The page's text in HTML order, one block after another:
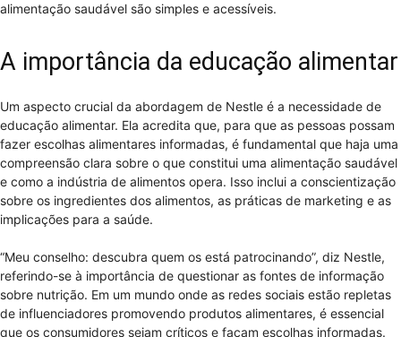
alimentação saudável são simples e acessíveis.
A importância da educação alimentar
Um aspecto crucial da abordagem de Nestle é a necessidade de
educação alimentar. Ela acredita que, para que as pessoas possam
fazer escolhas alimentares informadas, é fundamental que haja uma
compreensão clara sobre o que constitui uma alimentação saudável
e como a indústria de alimentos opera. Isso inclui a conscientização
sobre os ingredientes dos alimentos, as práticas de marketing e as
implicações para a saúde.
“Meu conselho: descubra quem os está patrocinando”, diz Nestle,
referindo-se à importância de questionar as fontes de informação
sobre nutrição. Em um mundo onde as redes sociais estão repletas
de influenciadores promovendo produtos alimentares, é essencial
que os consumidores sejam críticos e façam escolhas informadas.